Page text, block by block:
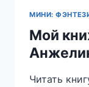
МИНИ:
Мой
Читать